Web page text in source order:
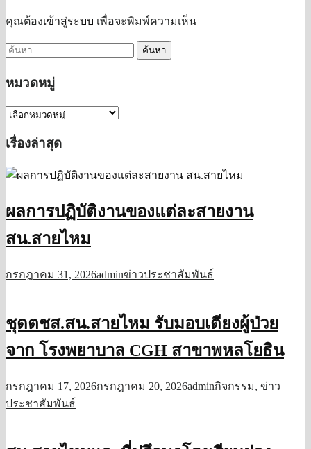
คุณต้องเข้าสู่ระบบ เพื่อจะพิมพ์ความเห็น
ค้นหา
หมวดหมู่
หมวด
หมู่
เรื่องล่าสุด
ผลการปฏิบัติงานของแต่ละสายงาน
สน.สายไหม
กรกฎาคม 31, 2026adminข่าวประชาสัมพันธ์
ชุดตชส.สน.สายไหม รับมอบเตียงผู้ป่วย
จาก โรงพยาบาล CGH สาขาพหลโยธิน
กรกฎาคม 17, 2026กรกฎาคม 20, 2026adminกิจกรรม, ข่าว
ประชาสัมพันธ์